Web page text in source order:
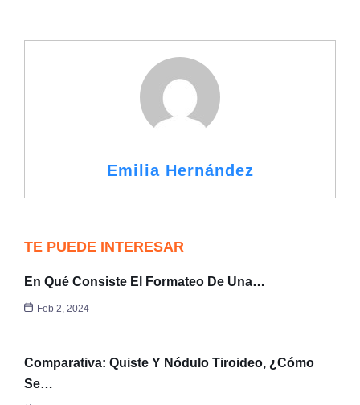
Emilia Hernández
TE PUEDE INTERESAR
En Qué Consiste El Formateo De Una…
Feb 2, 2024
Comparativa: Quiste Y Nódulo Tiroideo, ¿cómo
Se…